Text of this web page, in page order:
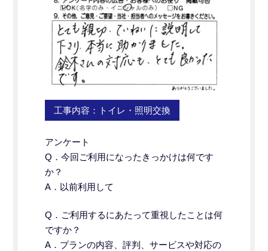
工事内容：トイレ・照明交換
アンケート
Q．今回ご利用になったきっかけは何です
か？
A．以前利用して
Q． ご利用するにあたって重視したことは何
ですか？
A．プランの内容、評判、サービスや対応の